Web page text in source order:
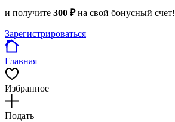
и получите 300 ₽на свой бонусный счет!
Зарегистрироваться
Главная
Избранное
Подать